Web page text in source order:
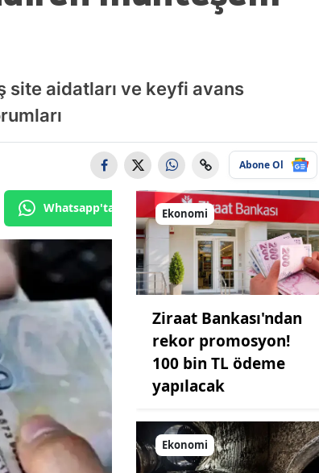
Aydın
Bingöl
Bolu
Çankırı
Çorum
site aidatları ve keyfi avans
Abone Ol
Whatsapp'tan GönderEkonomi
Ziraat Bankası'ndan
rekor promosyon!
100 bin TL ödeme
yapılacak
Ekonomi